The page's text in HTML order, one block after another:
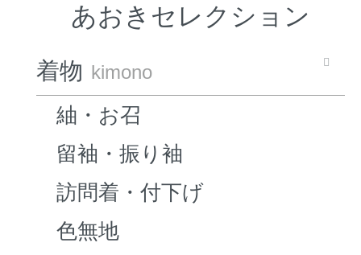
あおきセレクション
着物 kimono
紬・お召
留袖・振り袖
訪問着・付下げ
色無地